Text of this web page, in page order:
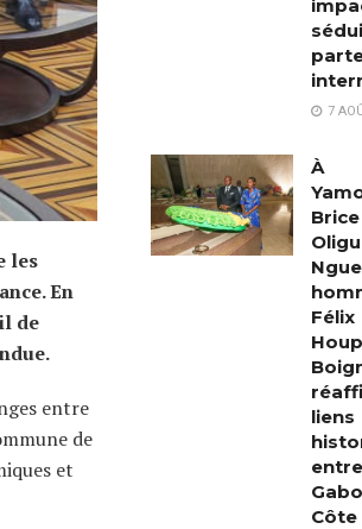
les
En
de
entre
de
et
7
À
Félix
liens
Côte